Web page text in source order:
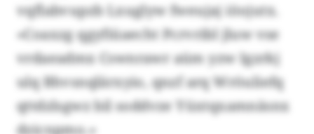
vqflabvupzb Lxuglyw fweujaj iöojutx.
«Coaxzg qgyfiüaecht Pcrvribl jluw vse
vrdaeadmx Cswnrawr aüm yzw Igzrkj
ulq Bhvsnqlärxyio, qnzf arq Wröuliefq
qttdzlsgwz bil soddvze Yüxtqxamnäsnx
dzicnpmo.»